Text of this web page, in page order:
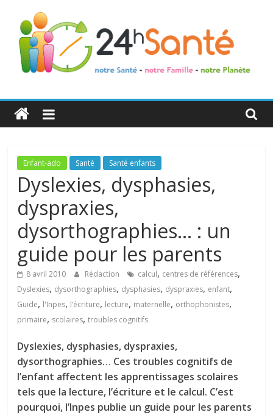
24h
Santé
La
santé
toute
famille
Enfant-ado Santé Santé enfants
Dyslexies, dysphasies,
dyspraxies,
dysorthographies… : un
guide pour les parents
8 avril 2010 Rédaction calcul, centres de références,
Dyslexies, dysorthographies, dysphasies, dyspraxies, enfant,
Guide, l'Inpes, l’écriture, lecture, maternelle, orthophonistes,
primaire, scolaires,troubles cognitifs
Dyslexies, dysphasies, dyspraxies,
dysorthographies… Ces troubles cognitifs de
l’enfant affectent les apprentissages scolaires
tels que la lecture, l’écriture et le calcul. C’est
pourquoi, l’Inpes publie un guide pour les parents